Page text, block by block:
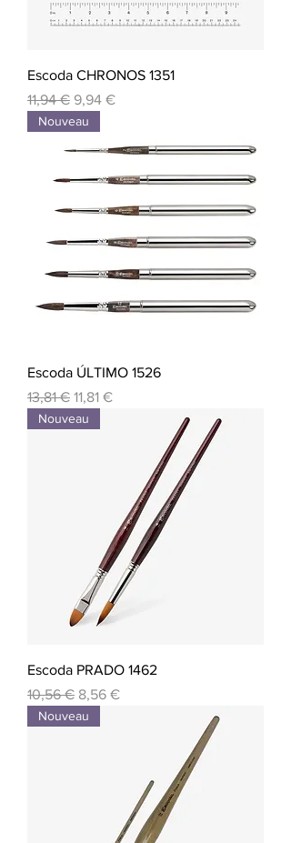
Escoda CHRONOS 1351
Prix original
11,94 € Prix promotionnel
9,94 €
Nouveau
Escoda ÚLTIMO 1526
Prix original
13,81 € Prix promotionnel
11,81 €
Nouveau
Escoda PRADO 1462
Prix original
10,56 € Prix promotionnel
8,56 €
Nouveau